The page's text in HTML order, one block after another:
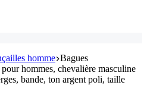
homme Bagues
hommes, chevalière masculine
bande, ton argent poli, taille